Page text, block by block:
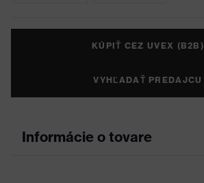
KÚPIŤ CEZ UVEX (B2B)
VYHĽADAŤ PREDAJCU
Informácie o tovare